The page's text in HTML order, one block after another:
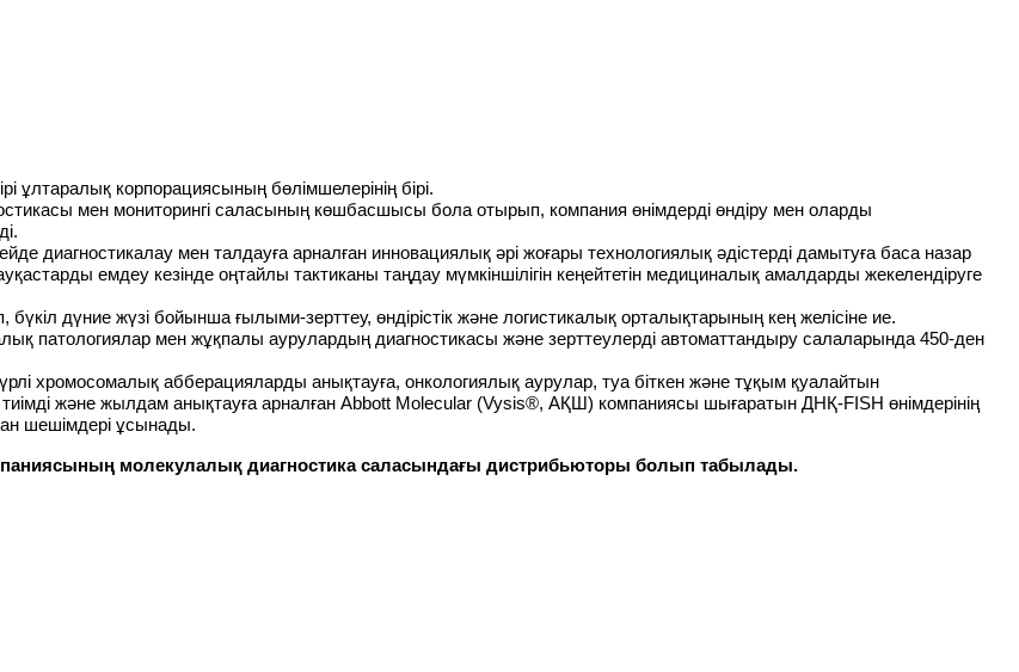
ұлтаралық корпорациясының бөлімшелерінің бірі.
мен мониторингі саласының көшбасшысы бола отырып, компания өнімдерді өндіру мен оларды
.
диагностикалау мен талдауға арналған инновациялық әрі жоғары технологиялық әдістерді дамытуға баса назар
емдеу кезінде оңтайлы тактиканы таңдау мүмкіншілігін кеңейтетін медициналық амалдарды жекелендіруге
дүние жүзі бойынша ғылыми-зерттеу, өндірістік және логистикалық орталықтарының кең желісіне ие.
патологиялар мен жұқпалы аурулардың диагностикасы және зерттеулерді автоматтандыру салаларында 450-ден
хромосомалық абберацияларды анықтауға, онкологиялық аурулар, туа біткен және тұқым қуалайтын
және жылдам анықтауға арналған Abbott Molecular (Vysis®, АҚШ) компаниясы шығаратын ДНҚ-FISH өнімдерінің
шешімдері ұсынады.
молекулалық диагностика саласындағы дистрибьюторы болып табылады.